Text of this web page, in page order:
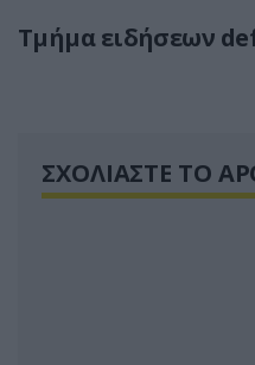
Tμήμα ειδήσεων
ΣΧΟΛΙΑΣΤΕ ΤΟ